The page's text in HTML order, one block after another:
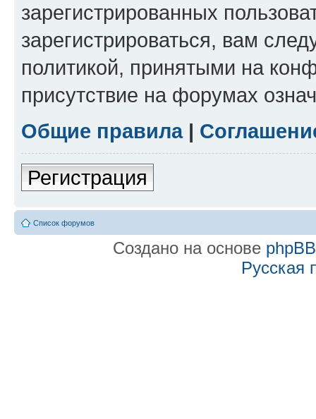
зарегистрированных
зарегистрироваться, вам
политикой, принятыми на
присутствие на форумах
Общие правила|
Регистрация
Список форумов
Создано на основе phpBB
Русская